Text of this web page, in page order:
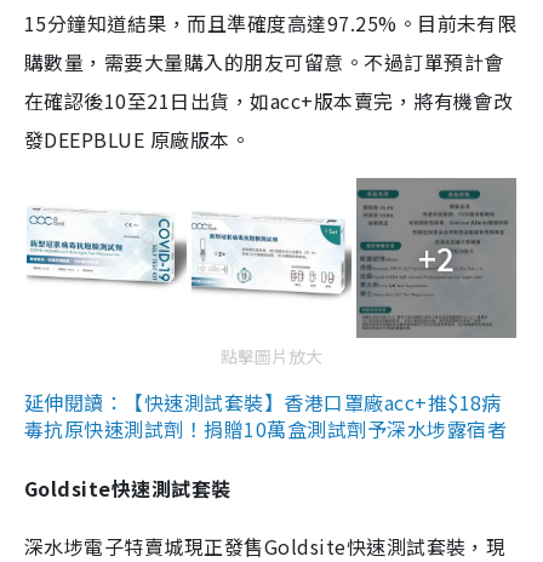
15分鐘知道結果，而且準確度高達97.25%。目前未有限
購數量，需要大量購入的朋友可留意。不過訂單預計會
在確認後10至21日出貨，如acc+版本賣完，將有機會改
發DEEPBLUE 原廠版本。
+2
點擊圖片放大
延伸閱讀：【快速測試套裝】香港口罩廠acc+推$18病
毒抗原快速測試劑！捐贈10萬盒測試劑予深水埗露宿者
Goldsite快速測試套裝
深水埗電子特賣城現正發售Goldsite快速測試套裝，現